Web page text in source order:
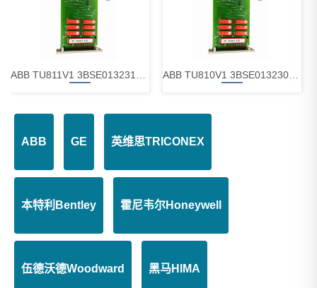
ABB TL811K01 3BSE088171R1 空槽保护器
ABB GE 英维思TRICONEX
本特利Bentley 霍尼韦尔Honeywell
伍德沃德Woodward 黑马HIMA